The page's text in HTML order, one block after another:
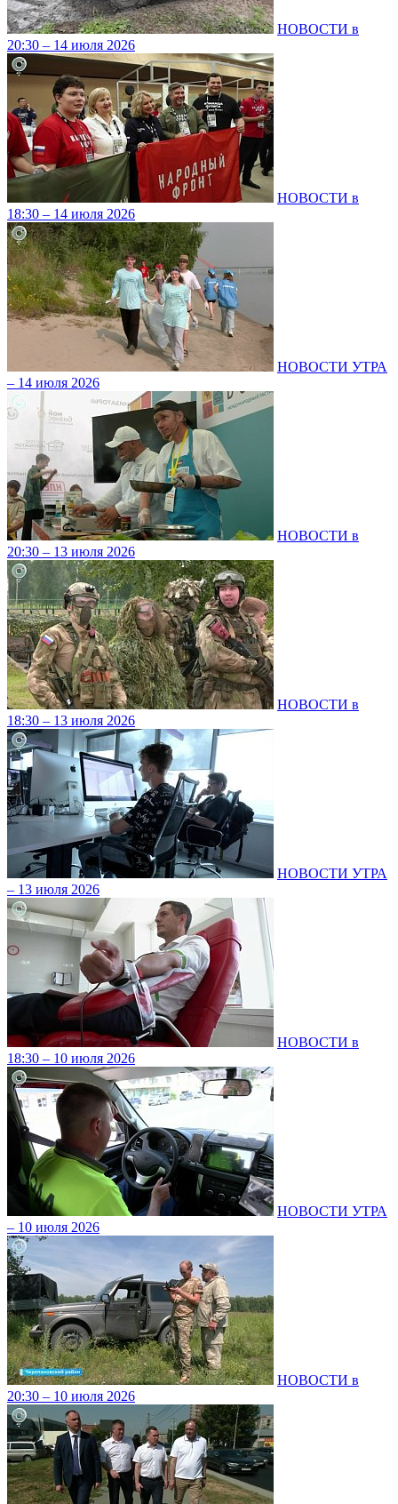
НОВОСТИ в
20:30 – 14 июля 2026
НОВОСТИ в
18:30 – 14 июля 2026
НОВОСТИ УТРА
– 14 июля 2026
НОВОСТИ в
20:30 – 13 июля 2026
НОВОСТИ в
18:30 – 13 июля 2026
НОВОСТИ УТРА
– 13 июля 2026
НОВОСТИ в
18:30 – 10 июля 2026
НОВОСТИ УТРА
– 10 июля 2026
НОВОСТИ в
20:30 – 10 июля 2026